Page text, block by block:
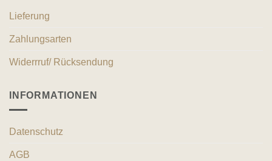
Lieferung
Zahlungsarten
Widerrruf/ Rücksendung
INFORMATIONEN
Datenschutz
AGB